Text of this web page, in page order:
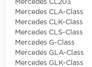
Mercedes CL203
Mercedes CLA-Class
Mercedes CLK-Class
Mercedes CLS-Class
Mercedes G-Class
Mercedes GLA-Class
Mercedes GLK-Class